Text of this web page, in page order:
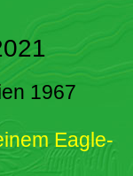
1967
Eagle-